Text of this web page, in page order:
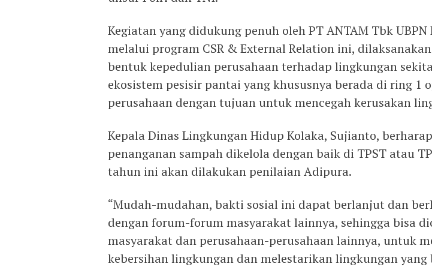
Kegiatan yang didukung penuh oleh PT ANTAM Tbk UBPN
melalui program CSR & External Relation ini,
bentuk kepedulian perusahaan terhadap lingkungan
ekosistem pesisir pantai yang khususnya berada di ring 1
perusahaan dengan tujuan untuk mencegah kerusakan
Kepala Dinas Lingkungan Hidup Kolaka, Sujianto,
penanganan sampah dikelola dengan baik di TPST atau
tahun ini akan dilakukan penilaian Adipura.
“Mudah-mudahan, bakti sosial ini dapat berlanjut dan
dengan forum-forum masyarakat lainnya, sehingga bisa
masyarakat dan perusahaan-perusahaan lainnya, untuk
kebersihan lingkungan dan melestarikan lingkungan yang